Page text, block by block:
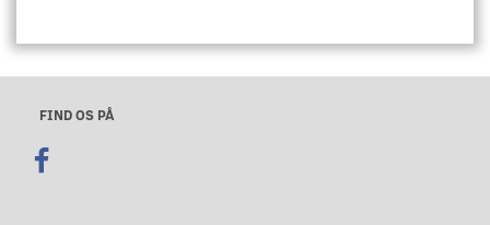
FIND OS PÅ